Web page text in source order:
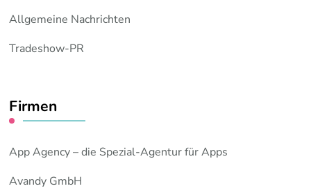
Allgemeine Nachrichten
Tradeshow-PR
Firmen
App Agency – die Spezial-Agentur für Apps
Avandy GmbH